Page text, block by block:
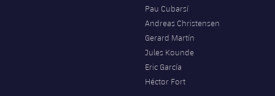
Pau Cubarsí
Andreas Christensen
Gerard Martín
Jules Kounde
Eric García
Héctor Fort